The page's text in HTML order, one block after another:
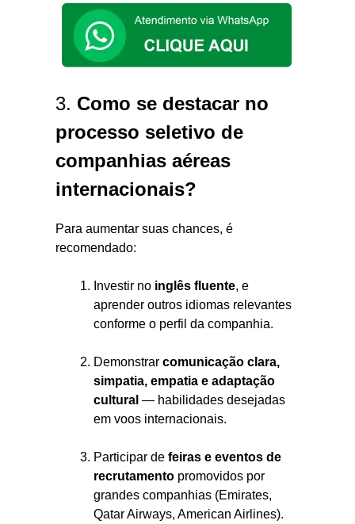
3. Como se destacar no
processo seletivo de
companhias aéreas
internacionais?
Para aumentar suas chances, é
recomendado:
Investir no inglês fluente, e
aprender outros idiomas relevantes
conforme o perfil da companhia.
Demonstrar comunicação clara,
simpatia, empatia e adaptação
cultural — habilidades desejadas
em voos internacionais.
Participar de feiras e eventos de
recrutamento promovidos por
grandes companhias (Emirates,
Qatar Airways, American Airlines).